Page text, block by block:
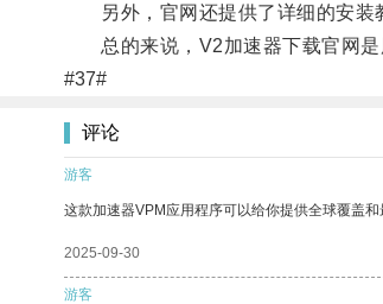
另外，官网还提供了详细的安装
总的来说，V2加速器下载官网是
#37#
评论
游客
这款加速器VPM应用程序可以给你提供全球覆盖和
2025-09-30
游客